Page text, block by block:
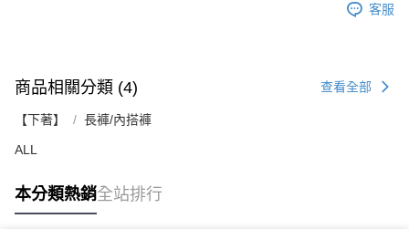
客服
商品相關分類 (4) 查看全部
【下著】 長褲/內搭褲
ALL
本分類熱銷全站排行